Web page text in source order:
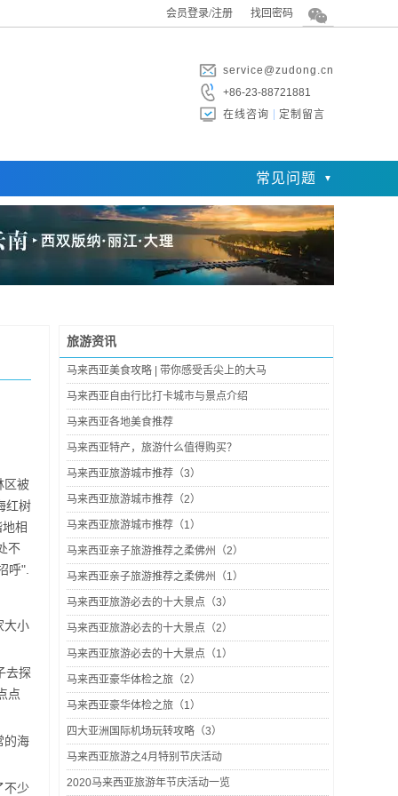
会员登录/注册 找回密码
service@zudong.cn
+86-23-88721881
在线咨询
定制留言
常见问题
区被
红树
相
不
呼".
大小
去探
点
的海
不少
旅游资讯
马来西亚美食攻略 | 带你感受舌尖上的大马
马来西亚自由行比打卡城市与景点介绍
马来西亚各地美食推荐
马来西亚特产，旅游什么值得购买？
马来西亚旅游城市推荐（3）
马来西亚旅游城市推荐（2）
马来西亚旅游城市推荐（1）
马来西亚亲子旅游推荐之柔佛州（2）
马来西亚亲子旅游推荐之柔佛州（1）
马来西亚旅游必去的十大景点（3）
马来西亚旅游必去的十大景点（2）
马来西亚旅游必去的十大景点（1）
马来西亚豪华体检之旅（2）
马来西亚豪华体检之旅（1）
四大亚洲国际机场玩转攻略（3）
马来西亚旅游之4月特别节庆活动
2020马来西亚旅游年节庆活动一览